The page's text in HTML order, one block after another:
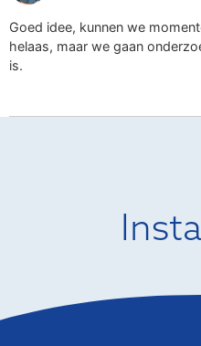
Goed idee, kunnen we
helaas, maar we gaan
is.